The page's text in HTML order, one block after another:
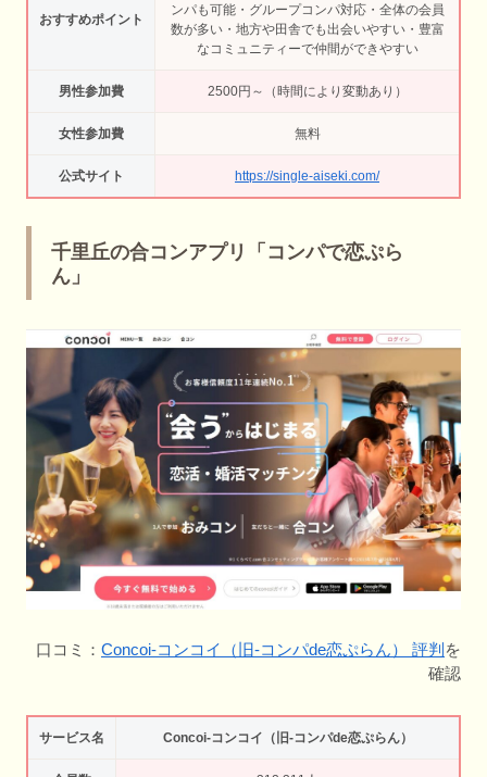
おすすめポイント
ンパも可能・グループコンパ対応・全体の会員
数が多い・地方や田舎でも出会いやすい・豊富
なコミュニティーで仲間ができやすい
男性参加費 2500円～（時間により変動あり）
女性参加費 無料
公式サイト https://single-aiseki.com/
千里丘の合コンアプリ「コンパで恋ぷら
ん」
口コミ： Concoi-コンコイ（旧-コンパde恋ぷらん） 評判 を
確認
サービス名 Concoi-コンコイ（旧-コンパde恋ぷらん）